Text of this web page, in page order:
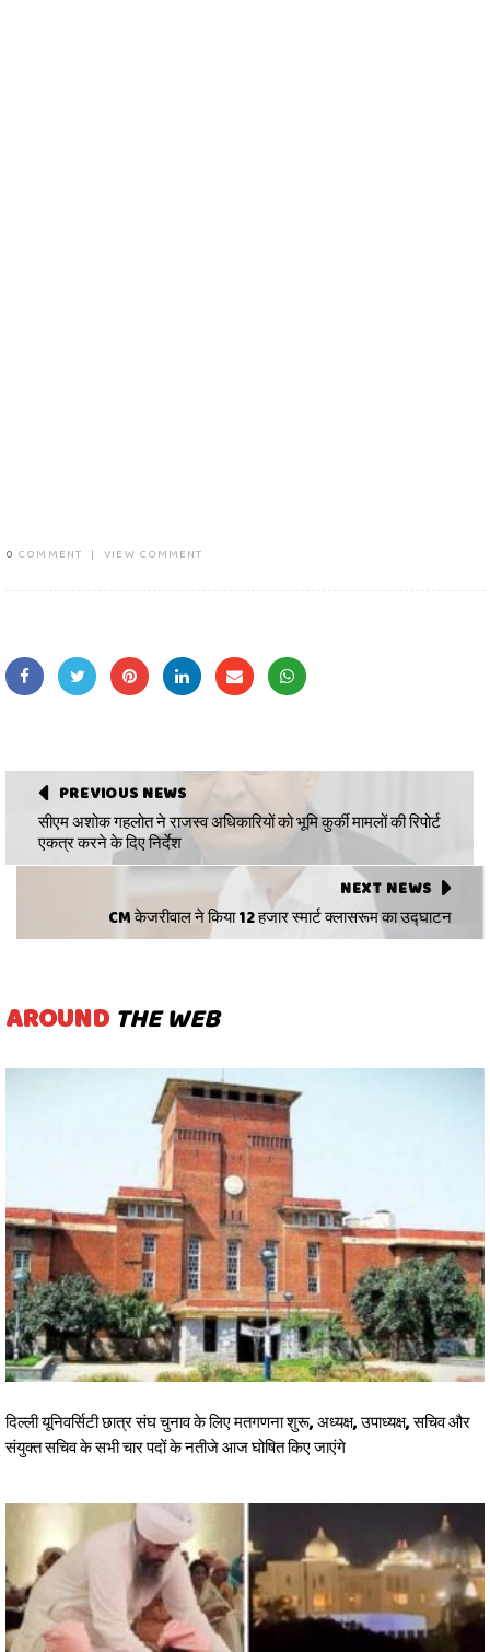
0 COMMENT | VIEW COMMENT
PREVIOUS NEWS
सीएम अशोक गहलोत ने राजस्व अधिकारियों को भूमि कुर्की मामलों की रिपोर्ट
एकत्र करने के दिए निर्देश
NEXT NEWS
CM केजरीवाल ने किया 12 हजार स्मार्ट क्लासरूम का उद्घाटन
AROUND THE WEB
दिल्ली यूनिवर्सिटी छात्र संघ चुनाव के लिए मतगणना शुरू, अध्यक्ष, उपाध्यक्ष, सचिव और
संयुक्त सचिव के सभी चार पदों के नतीजे आज घोषित किए जाएंगे